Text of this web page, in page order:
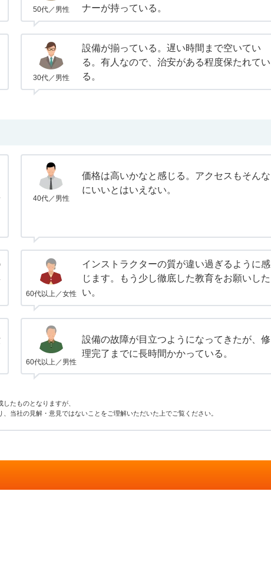
50代／男性
ナーが持っている。
30代／男性
設備が揃っている。遅い時間まで空いてい
る。有人なので、治安がある程度保たれてい
る。
40代／男性
価格は高いかなと感じる。アクセスもそんな
にいいとはいえない。
60代以上／女性
インストラクターの質が違い過ぎるように感
じます。もう少し徹底した教育をお願いした
い。
60代以上／男性
設備の故障が目立つようになってきたが、修
理完了までに長時間かかっている。
たものとなりますが、
当社の見解・意見ではないことをご理解いただいた上でご覧ください。